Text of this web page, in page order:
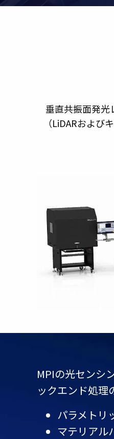
垂直共振面発光
（LiDARおよ
MPIの光センシ
ックエンド処理
パラメトリ
マテリアル